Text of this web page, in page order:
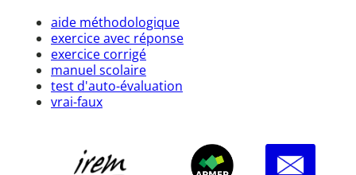
aide méthodologique
exercice avec réponse
exercice corrigé
manuel scolaire
test d'auto-évaluation
vrai-faux